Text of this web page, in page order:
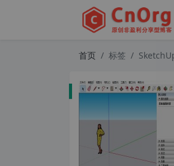
首页 标签